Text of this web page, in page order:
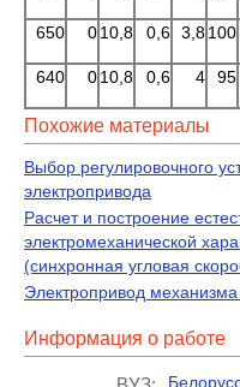
650 010,8 0,6 3,8100
640 010,8 0,6 4 95
Похожие материалы
Выбор регулировочного
электропривода
Расчет и построение
электромеханической
(синхронная угловая
Электропривод
Информация о работе